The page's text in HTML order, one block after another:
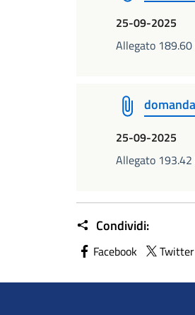
25-09-2025
Allegato
25-09-2025
Allegato
Condividi:
Facebook Twitter